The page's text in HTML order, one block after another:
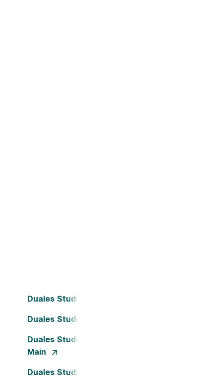
Duales Studium Bielefeld
Duales Studium Dortmund
Duales Studium Frankfurt am
Main
Duales Studium Köln